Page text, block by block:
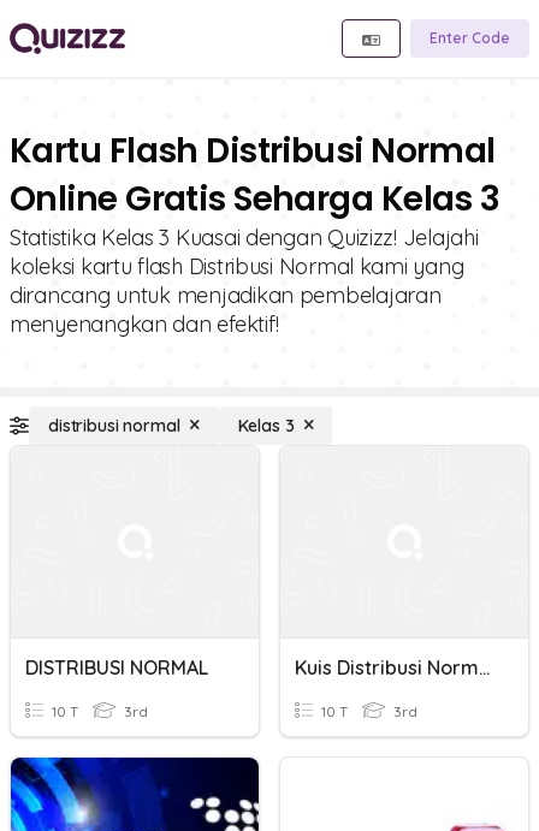
Enter Code
Kartu Flash Distribusi Normal
Online Gratis Seharga Kelas 3
Statistika Kelas 3 Kuasai dengan Quizizz! Jelajahi
koleksi kartu flash Distribusi Normal kami yang
dirancang untuk menjadikan pembelajaran
menyenangkan dan efektif!
distribusi normal Kelas 3
DISTRIBUSI NORMAL
10 T 3rd
Kuis Distribusi Normal
10 T 3rd